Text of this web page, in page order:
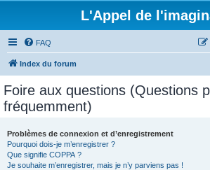
L'Appel de
FAQ
Index du forum
Foire aux questions (Questions
fréquemment)
Problèmes de connexion et d’enregistrement
Pourquoi dois-je m’enregistrer ?
Que signifie COPPA ?
Je souhaite m’enregistrer, mais je n’y parviens pas !